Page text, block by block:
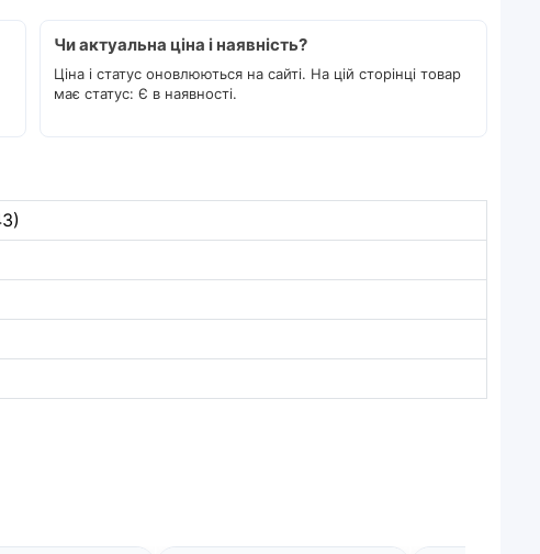
Чи актуальна ціна і наявність?
Ціна і статус оновлюються на сайті. На цій сторінці товар
має статус: Є в наявності.